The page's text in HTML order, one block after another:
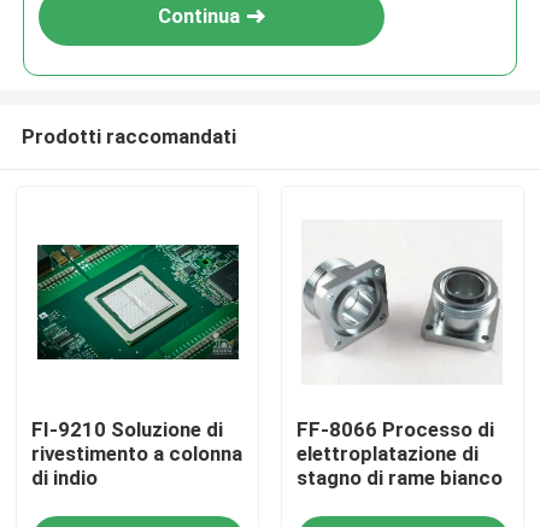
Casa.
Continua
Prodotti raccomandati
FI-9210 Soluzione di
rivestimento a colonna
di indio
FF-8066 Processo di
elettroplatazione di
stagno di rame bianco